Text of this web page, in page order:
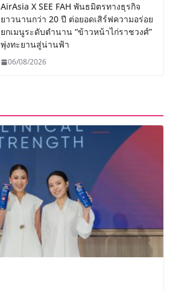
AirAsia X SEE FAH พันธมิตรทางธุรกิจ
ยาวนานกว่า 20 ปี ต่อยอดเสิร์ฟความอร่อย
ยกเมนูระดับตำนาน “ข้าวหน้าไก่ราชวงศ์”
พุ่งทะยานสู่น่านฟ้า
06/08/2026